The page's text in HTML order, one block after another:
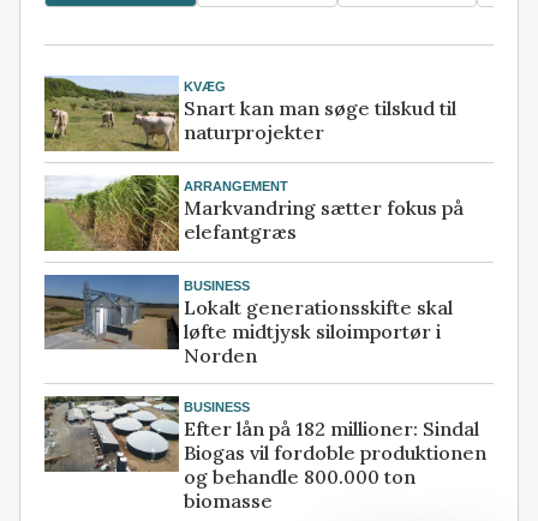
KVÆG
Snart kan man søge tilskud til
naturprojekter
ARRANGEMENT
Markvandring sætter fokus på
elefantgræs
BUSINESS
Lokalt generationsskifte skal
løfte midtjysk siloimportør i
Norden
BUSINESS
Efter lån på 182 millioner: Sindal
Biogas vil fordoble produktionen
og behandle 800.000 ton
biomasse